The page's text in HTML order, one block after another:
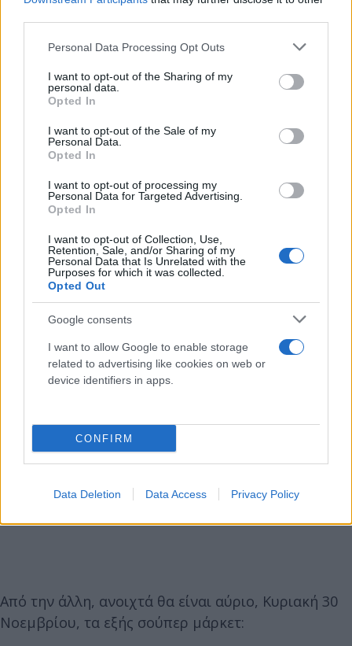
Please note that this website/app uses one or more Google
not limited to your visit or usage behaviour. You may click to
grant or deny consent to Google and its third-party tags to
use your data for below specified purposes in below Google
consent section.
Personal Data Processing Opt Outs
I want to opt-out of the Sharing of my
personal data.
Opted In
I want to opt-out of the Sale of my
Personal Data.
Opted In
I want to opt-out of processing my
Personal Data for Targeted Advertising.
Opted In
I want to opt-out of Collection, Use,
Retention, Sale, and/or Sharing of my
Personal Data that Is Unrelated with the
Purposes for which it was collected.
Opted Out
Google consents
I want to allow Google to enable storage
related to advertising like cookies on web or
device identifiers in apps.
CONFIRM
Data Deletion Data Access Privacy Policy
από τις 11:00 έως τις 20:00.
Από την άλλη, ανοιχτά θα είναι αύριο, Κυριακή 30
Νοεμβρίου, τα εξής σούπερ μάρκετ: